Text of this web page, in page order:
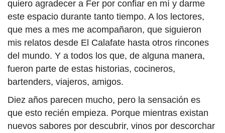
quiero agradecer a Fer por confiar en mí y darme
este espacio durante tanto tiempo. A los lectores,
que mes a mes me acompañaron, que siguieron
mis relatos desde El Calafate hasta otros rincones
del mundo. Y a todos los que, de alguna manera,
fueron parte de estas historias, cocineros,
bartenders, viajeros, amigos.
Diez años parecen mucho, pero la sensación es
que esto recién empieza. Porque mientras existan
nuevos sabores por descubrir, vinos por descorchar